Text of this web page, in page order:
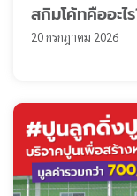
สกิมโค้ทคืออะไ
20 กรกฎาคม 2026